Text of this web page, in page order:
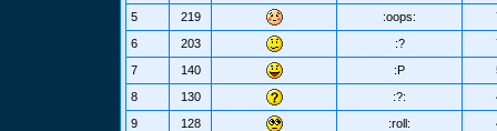
5
219 :oops:
6
203 :?
7
140 :P
8
130 :?:
9
128 :roll: